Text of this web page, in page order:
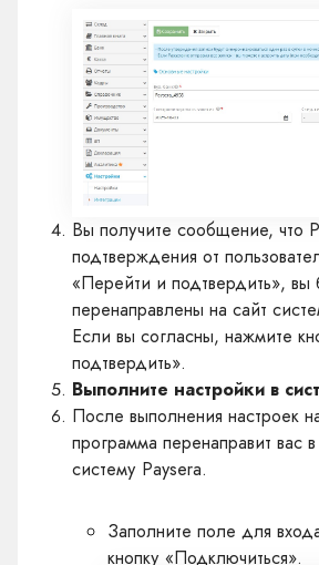
Вы получите сообщение, что
подтверждения от
«Перейти и подтвердить», вы
перенаправлены на сайт
Если вы согласны, нажмите
подтвердить».
Выполните настройки в
После выполнения настроек
программа перенаправит вас
систему Paysera.
Заполните поле для
кнопку «Подключиться».